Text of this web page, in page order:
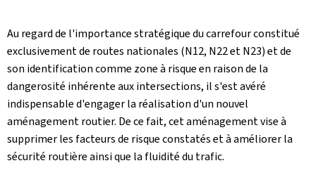
Au regard de l'importance stratégique du carrefour constitué
exclusivement de routes nationales (N12, N22 et N23) et de
son identification comme zone à risque en raison de la
dangerosité inhérente aux intersections, il s'est avéré
indispensable d'engager la réalisation d'un nouvel
aménagement routier. De ce fait, cet aménagement vise à
supprimer les facteurs de risque constatés et à améliorer la
sécurité routière ainsi que la fluidité du trafic.